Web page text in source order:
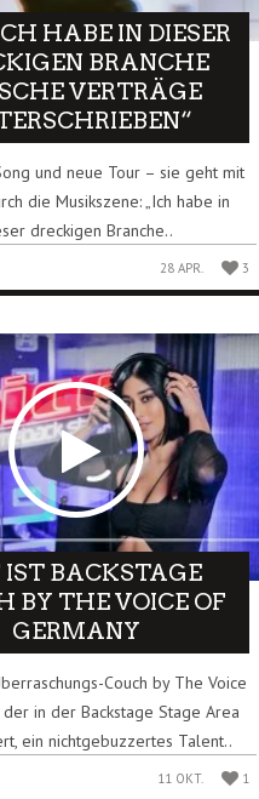
HABE IN DIESER
BRANCHE
VERTRÄGE
und neue Tour – sie geht mit
die Musikszene: „Ich habe in
dreckigen Branche..
28 APR. 3
IST BACKSTAGE
BY THE VOICE OF
GERMANY
Couch by The Voice
in der Backstage Stage Area
ein nichtgebuzzertes Talent..
11 OKT. 1